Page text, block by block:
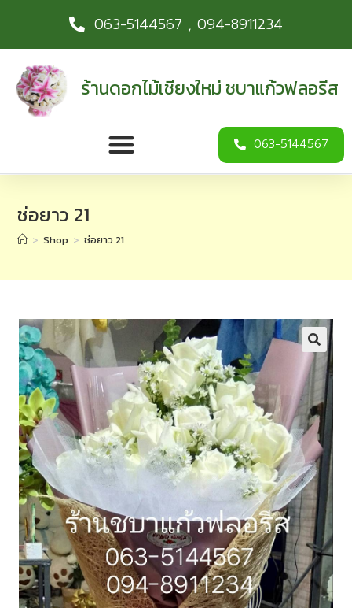
063-5144567 , 094-8911234
ร้านดอกไม้เชียงใหม่ ชบาแก้วฟลอรีส
063-5144567
ช่อยาว 21
> Shop > ช่อยาว 21